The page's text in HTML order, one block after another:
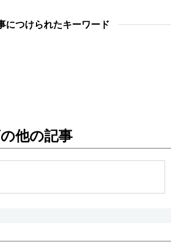
につけられたキーワード
他の記事